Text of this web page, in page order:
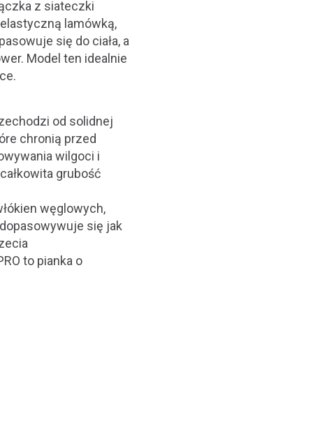
z siateczki
lamówką,
się do ciała, a
Model ten idealnie
od solidnej
chronią przed
wilgoci i
grubość
węglowych,
się jak
to pianka o